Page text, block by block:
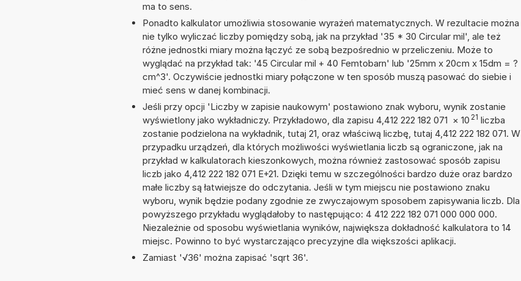
ma to sens.
Ponadto kalkulator umożliwia stosowanie wyrażeń matematycznych. W rezultacie można
nie tylko wyliczać liczby pomiędzy sobą, jak na przykład '35 * 30 Circular mil', ale też
różne jednostki miary można łączyć ze sobą bezpośrednio w przeliczeniu. Może to
wyglądać na przykład tak: '45 Circular mil + 40 Femtobarn' lub '25mm x 20cm x 15dm = ?
cm^3'. Oczywiście jednostki miary połączone w ten sposób muszą pasować do siebie i
mieć sens w danej kombinacji.
Jeśli przy opcji 'Liczby w zapisie naukowym' postawiono znak wyboru, wynik zostanie
wyświetlony jako wykładniczy. Przykładowo, dla zapisu 4,412 222 182 071 × 10 21 liczba
zostanie podzielona na wykładnik, tutaj 21, oraz właściwą liczbę, tutaj 4,412 222 182 071. W
przypadku urządzeń, dla których możliwości wyświetlania liczb są ograniczone, jak na
przykład w kalkulatorach kieszonkowych, można również zastosować sposób zapisu
liczb jako 4,412 222 182 071 E+21. Dzięki temu w szczególności bardzo duże oraz bardzo
małe liczby są łatwiejsze do odczytania. Jeśli w tym miejscu nie postawiono znaku
wyboru, wynik będzie podany zgodnie ze zwyczajowym sposobem zapisywania liczb. Dla
powyższego przykładu wyglądałoby to następująco: 4 412 222 182 071 000 000 000.
Niezależnie od sposobu wyświetlania wyników, największa dokładność kalkulatora to 14
miejsc. Powinno to być wystarczająco precyzyjne dla większości aplikacji.
Zamiast '√36' można zapisać 'sqrt 36'.